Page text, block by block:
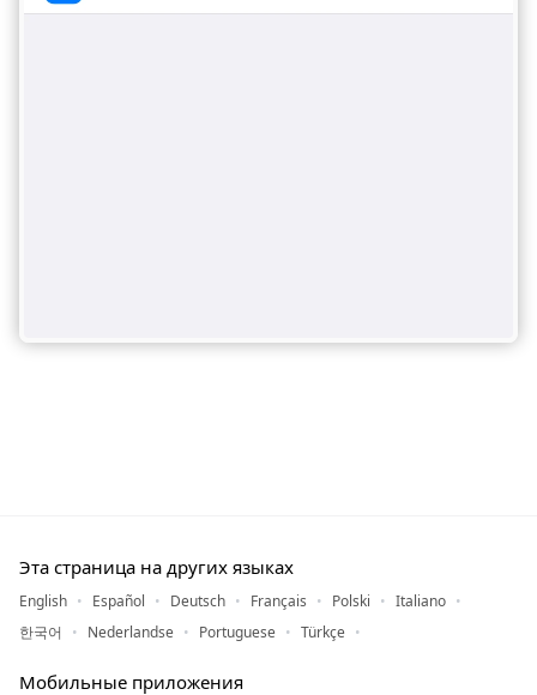
Эта страница на других языках
English Español Deutsch Français Polski
Italiano
한국어
Nederlandse Portuguese Türkçe
Мобильные приложения